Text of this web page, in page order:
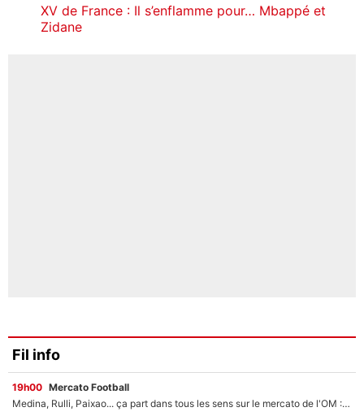
XV de France : Il s’enflamme pour… Mbappé et
Zidane
Fil info
19h00 Mercato Football
Medina, Rulli, Paixao... ça part dans tous les sens sur le mercato de l'OM : Frank McCourt va enfin récupérer l'argent qu'il attend ?